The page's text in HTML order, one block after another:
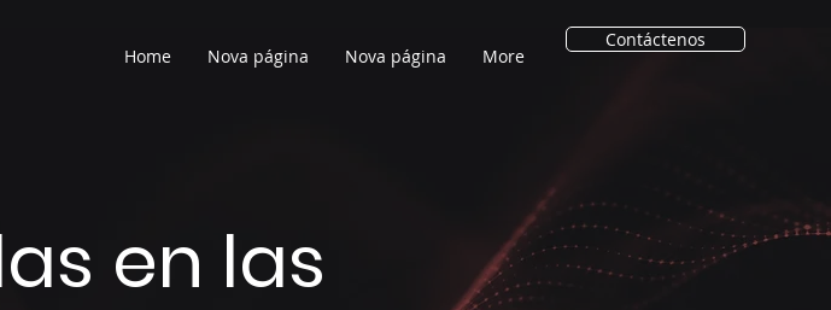
Home Nova página Nova página More
Contáctenos
en las